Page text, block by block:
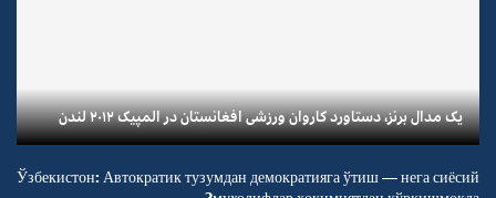
یک مدال برنز، دستاورد کاروان ورزشی افغانستان در المپیک ۲۰۱۲ لندن
Ўзбекистон: Автократик тузумдан демократияга ўтиш — нега сиёсий